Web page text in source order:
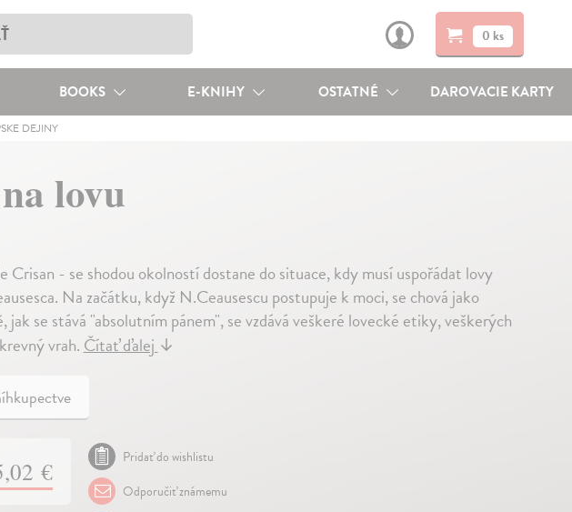
0 ks
BOOKS E-KNIHY OSTATNÉ DAROVACIE KARTY
DEJINY
lovu
- se shodou okolností dostane do situace, kdy musí uspořádat lovy
Na začátku, když N.Ceausescu postupuje k moci, se chová jako
se stává "absolutním pánem", se vzdává veškeré lovecké etiky, veškerých
vrah.Čítať ďalej↓
€
Pridať do wishlistu
Odporučiť známemu